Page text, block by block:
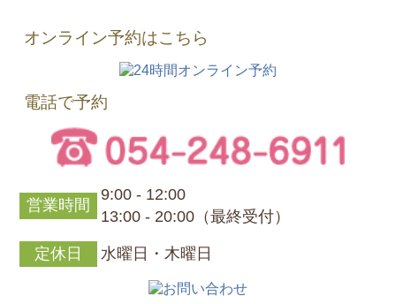
オンライン予約はこちら
電話で予約
営業時間
9:00 - 12:00
13:00 - 20:00（最終受付）
定休日 水曜日・木曜日